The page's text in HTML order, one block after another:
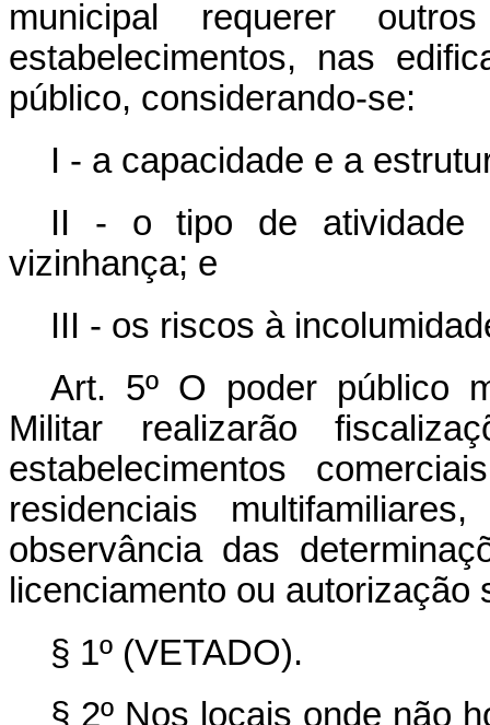
municipal requerer
estabelecimentos, nas
público, considerando-se:
I - a capacidade e a
II - o tipo de atividade
vizinhança; e
III - os riscos à
Art. 5º O poder público
Militar realizarão
estabelecimentos
residenciais
observância das
licenciamento ou
§ 1º (VETADO).
§ 2º Nos locais onde não